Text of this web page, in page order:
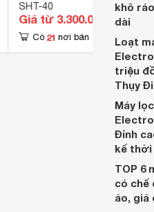
SHT-40
Giá từ 3.300.000 đ
Có 21 nơi bán
khô
dài
Loạt
triệu
Thụy
Máy
Đỉnh
kế
TOP 6
có chế
áo, giá